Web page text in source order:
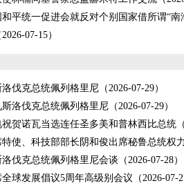
平统一促进会就反对个别国家借所谓“
2026-07-15）
伐克总统佩列格里尼（2026-07-29）
洛伐克总统佩列格里尼（2026-07-29）
贺诺瓦当选连任圣多美和普林西比总统
使、科技部部长阴和俊出席秘鲁总统权
伐克总统佩列格里尼会谈 （2026-07-28）
球发展倡议5周年高级别会议 （2026-07-